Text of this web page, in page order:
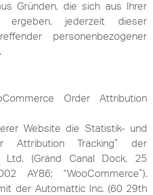
Gründen, die sich aus Ihrer
ergeben, jederzeit dieser
personenbezogener
Order Attribution
Website die Statistik- und
Attribution Tracking” der
Ltd. (Grand Canal Dock, 25
AY86; “WooCommerce”).
der Automattic Inc. (60 29th